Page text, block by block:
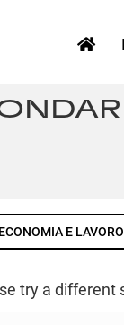
ECONOMIA E LAVORO
try a different